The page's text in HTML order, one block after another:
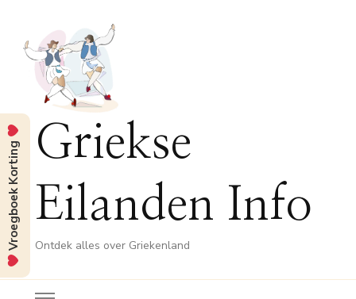
Griekse
Eilanden Info
Ontdek alles over Griekenland
Vroegboek Korting